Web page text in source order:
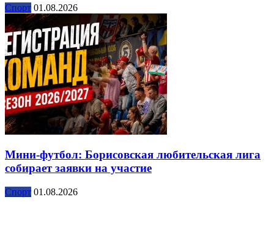
Спорт 01.08.2026
Мини-футбол: Борисовская любительская лига
собирает заявки на участие
Спорт 01.08.2026